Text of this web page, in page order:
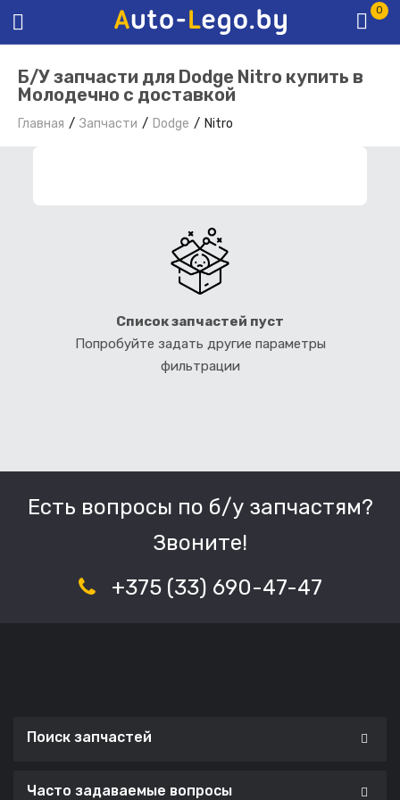
0
Б/У запчасти для Dodge Nitro купить в
Молодечно с доставкой
Главная Запчасти Dodge Nitro
Список запчастей пуст
Попробуйте задать другие параметры
фильтрации
Есть вопросы по б/у запчастям?
Звоните!
+375 (33) 690-47-47
Поиск запчастей
Часто задаваемые вопросы